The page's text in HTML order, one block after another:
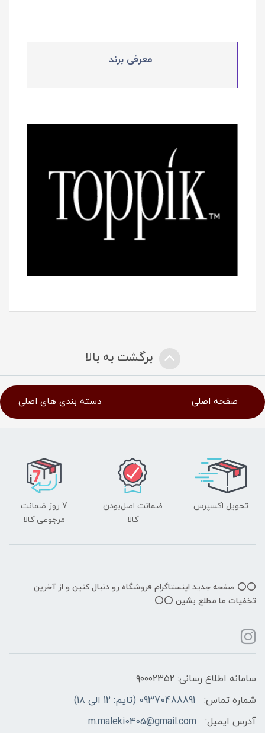
معرفی برند
برگشت به بالا
صفحه اصلی دسته بندی های اصلی
تحویل اکسپرس
ضمانت اصل‌بودن
کالا
7 روز ضمانت
مرجوعی کالا
⭕️⭕️ صفحه جدید اینستاگرام فروشگاه رو دنبال کنین و از آخرین
تخفیات ما مطلع بشین ⭕️⭕️
سامانه اطلاع رسانی: ۹۰۰۰۲۳۵۲
شماره تماس:
09370488891 (تایم: 12 الی ۱۸)
آدرس ایمیل:
m.maleki0405@gmail.com